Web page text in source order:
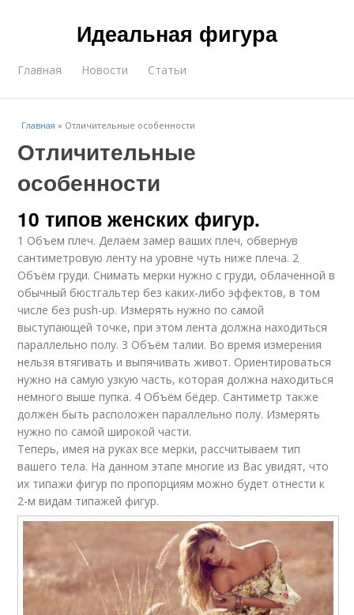
Идеальная фигура
Главная Новости Статьи
Главная » Отличительные особенности
Отличительные
особенности
10 типов женских фигур.
1 Объем плеч. Делаем замер ваших плеч, обвернув
сантиметровую ленту на уровне чуть ниже плеча. 2
Объём груди. Снимать мерки нужно с груди, облаченной в
обычный бюстгальтер без каких-либо эффектов, в том
числе без push-up. Измерять нужно по самой
выступающей точке, при этом лента должна находиться
параллельно полу. 3 Объём талии. Во время измерения
нельзя втягивать и выпячивать живот. Ориентироваться
нужно на самую узкую часть, которая должна находиться
немного выше пупка. 4 Объём бёдер. Сантиметр также
должен быть расположен параллельно полу. Измерять
нужно по самой широкой части.
Теперь, имея на руках все мерки, рассчитываем тип
вашего тела. На данном этапе многие из Вас увидят, что
их типажи фигур по пропорциям можно будет отнести к
2-м видам типажей фигур.